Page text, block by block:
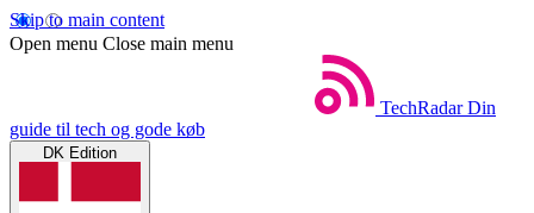
Skip to main content
Open menu Close main menu
TechRadar Din
guide til tech og gode køb
DK Edition